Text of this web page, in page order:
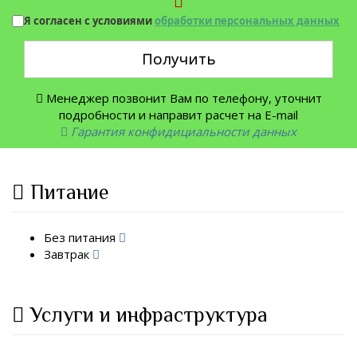
Я согласен с условиямиобработки персональных данных
Получить
Менеджер позвонит Вам по телефону, уточнит
подробности и направит расчет на E-mail
Гарантия конфидициальности данных
Питание
Без питания
Завтрак
Услуги и инфраструктура